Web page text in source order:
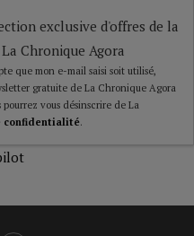
exclusive d'offres de la
Chronique Agora
que mon e-mail saisi soit utilisé,
gratuite de La Chronique Agora
vous désinscrire de La
confidentialité.